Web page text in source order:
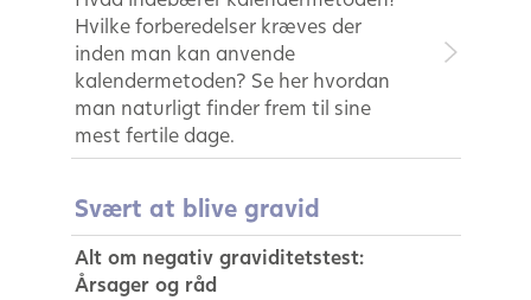
Hvilke forberedelser kræves der
inden man kan anvende
kalendermetoden? Se her hvordan
man naturligt finder frem til sine
mest fertile dage.
Svært at blive gravid
Alt om negativ graviditetstest:
Årsager og råd